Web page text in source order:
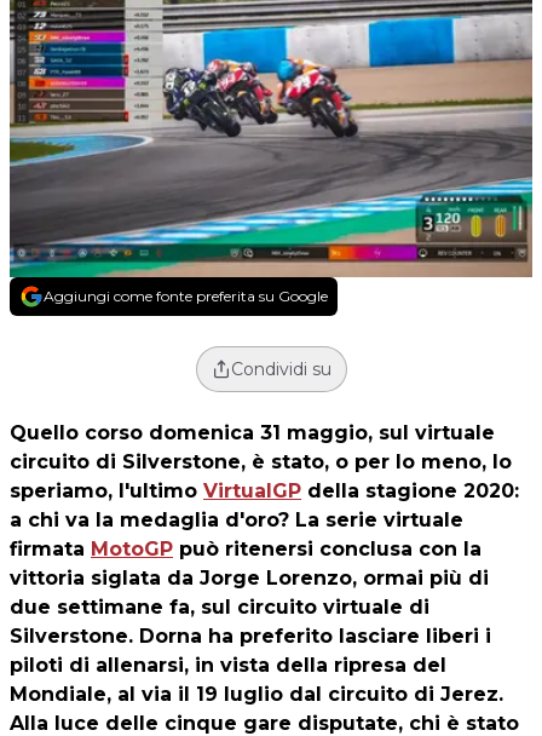
Aggiungi come fonte preferita su Google
Condividi su
Quello corso domenica 31 maggio, sul virtuale
circuito di Silverstone, è stato, o per lo meno, lo
speriamo, l'ultimo VirtualGP della stagione 2020:
a chi va la medaglia d'oro? La serie virtuale
firmata MotoGP può ritenersi conclusa con la
vittoria siglata da Jorge Lorenzo, ormai più di
due settimane fa, sul circuito virtuale di
Silverstone. Dorna ha preferito lasciare liberi i
piloti di allenarsi, in vista della ripresa del
Mondiale, al via il 19 luglio dal circuito di Jerez.
Alla luce delle cinque gare disputate, chi è stato